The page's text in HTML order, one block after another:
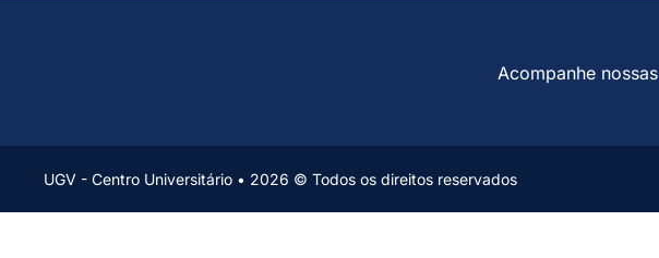
Acompanhe nossas
UGV - Centro Universitário • 2026 © Todos os direitos reservados